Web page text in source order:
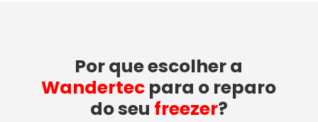
Por que escolher a
Wandertec para o reparo
do seu freezer?